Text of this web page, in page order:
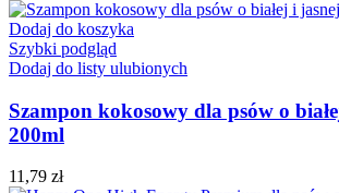
Dodaj do koszyka
Szybki podgląd
Dodaj do listy ulubionych
Szampon kokosowy dla psów o
200ml
11,79 zł